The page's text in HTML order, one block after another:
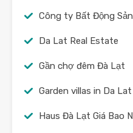
Công ty Bất Động
Da Lat Real Estate
Gần chợ đêm Đà Lạt
Garden villas in Da Lat
Haus Đà Lạt Giá Bao